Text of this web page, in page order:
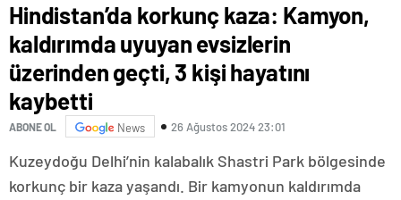
Hindistan’da korkunç kaza: Kamyon,
kaldırımda uyuyan evsizlerin
üzerinden geçti, 3 kişi hayatını
kaybetti
ABONE OL News 26 Ağustos 2024 23:01
Kuzeydoğu Delhi’nin kalabalık Shastri Park bölgesinde
korkunç bir kaza yaşandı. Bir kamyonun kaldırımda